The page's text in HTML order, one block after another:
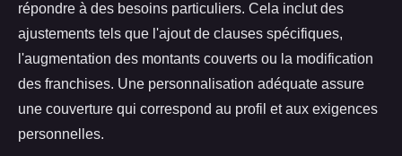
répondre à des besoins particuliers. Cela inclut des
ajustements tels que l'ajout de clauses spécifiques,
l'augmentation des montants couverts ou la modification
des franchises. Une personnalisation adéquate assure
une couverture qui correspond au profil et aux exigences
personnelles.